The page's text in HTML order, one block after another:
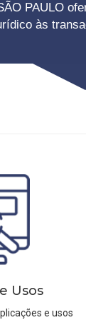
PAULO
às
Usos
e usos